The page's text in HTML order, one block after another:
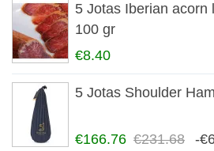
5 Jotas Iberian acorn
100 gr
€8.40
5 Jotas Shoulder Ham
€166.76 €231.68 -